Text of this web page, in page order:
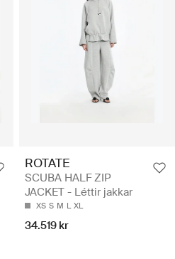
ROTATE
SCUBA HALF ZIP
JACKET - Léttir jakkar
XS S M L XL
34.519 kr